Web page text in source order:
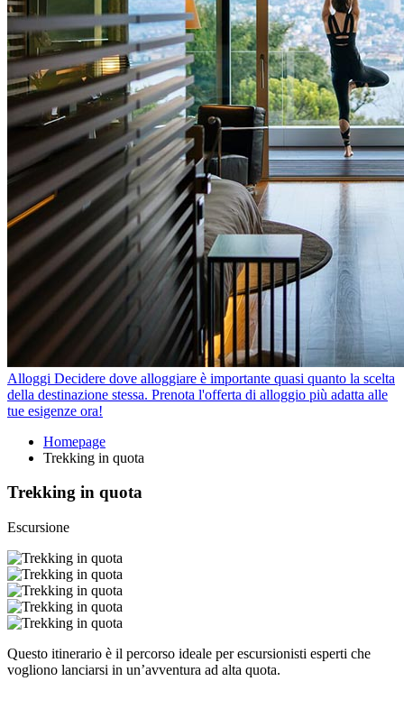
Alloggi Decidere dove alloggiare è importante quasi quanto la scelta
della destinazione stessa. Prenota l'offerta di alloggio più adatta alle
tue esigenze ora!
Homepage
Trekking in quota
Trekking in quota
Escursione
Questo itinerario è il percorso ideale per escursionisti esperti che
vogliono lanciarsi in un’avventura ad alta quota.